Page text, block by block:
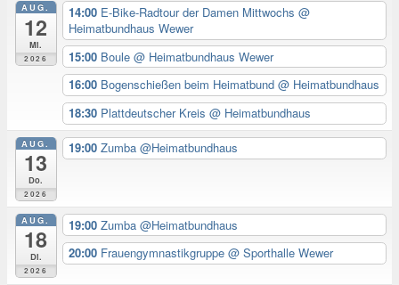
AUG.
12
Mi.
2026
14:00 E-Bike-Radtour der Damen Mittwochs @
Heimatbundhaus Wewer
15:00 Boule @ Heimatbundhaus Wewer
16:00 Bogenschießen beim Heimatbund @ Heimatbundhaus
18:30 Plattdeutscher Kreis @ Heimatbundhaus
AUG.
13
Do.
2026
19:00 Zumba @Heimatbundhaus
AUG.
18
Di.
2026
19:00 Zumba @Heimatbundhaus
20:00 Frauengymnastikgruppe @ Sporthalle Wewer